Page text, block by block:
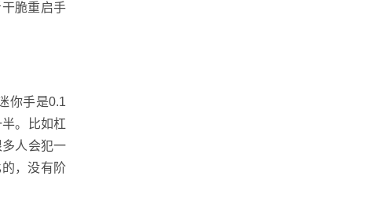
脆重启手
你手是0.1
。比如杠
人会犯一
，没有阶